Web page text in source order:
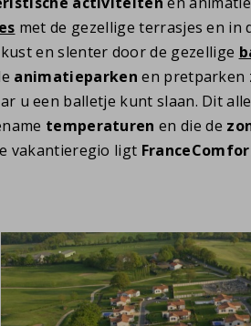
met de gezellige terrasjes en
en slenter door de gezellige
animatieparken en pretparken
u een balletje kunt slaan. Dit
temperaturen en die de
vakantieregio ligt